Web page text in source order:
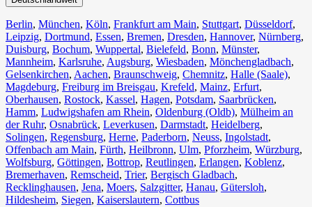
Berlin⁠, München, Köln⁠, Frankfurt am Main, Stuttgart, Düsseldorf,
Leipzig, Dortmund, Essen, Bremen, Dresden, Hannover, Nürnberg,
Duisburg⁠, Bochum, Wuppertal⁠, Bielefeld⁠, Bonn⁠, Münster⁠,
Mannheim, Karlsruhe, Augsburg, Wiesbaden⁠, Mönchengladbach⁠,
Gelsenkirchen⁠, Aachen⁠, Braunschweig, Chemnitz⁠, Halle (Saale)⁠,
Magdeburg, Freiburg im Breisgau⁠, Krefeld⁠, Mainz⁠, Erfurt,
Oberhausen⁠, Rostock⁠, Kassel⁠, Hagen, Potsdam, Saarbrücken⁠,
Hamm, Ludwigshafen am Rhein⁠, Oldenburg (Oldb), Mülheim an
der Ruhr, Osnabrück⁠, Leverkusen, Darmstadt⁠, Heidelberg,
Solingen, Regensburg, Herne⁠, Paderborn, Neuss, Ingolstadt,
Offenbach am Main, Fürth⁠, Heilbronn, Ulm⁠, Pforzheim, Würzburg,
Wolfsburg⁠, Göttingen, Bottrop, Reutlingen, Erlangen⁠, Koblenz,
Bremerhaven⁠, Remscheid, Trier⁠, Bergisch Gladbach,
Recklinghausen, Jena⁠, Moers⁠, Salzgitter⁠, Hanau, Gütersloh,
Hildesheim⁠, Siegen⁠, Kaiserslautern⁠, Cottbus⁠